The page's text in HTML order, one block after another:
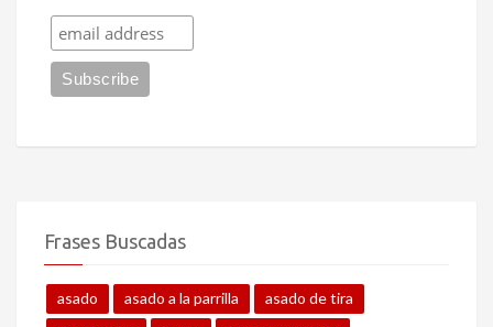
Frases Buscadas
asado asado a la parrilla
asado de tira